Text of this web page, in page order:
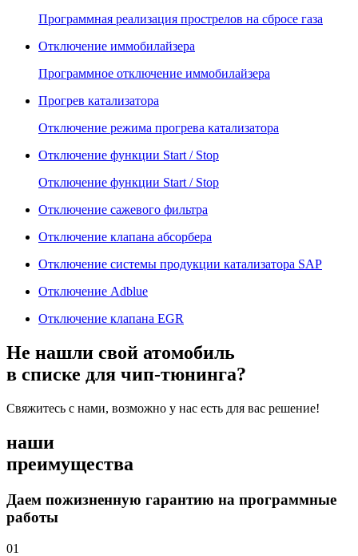
Программная реализация прострелов на сбросе газа
Отключение иммобилайзера
Программное отключение иммобилайзера
Прогрев катализатора
Отключение режима прогрева катализатора
Отключение функции Start / Stop
Отключение функции Start / Stop
Отключение сажевого фильтра
Отключение клапана абсорбера
Отключение системы продукции катализатора SAP
Отключение Adblue
Отключение клапана EGR
Не нашли свой атомобиль
в списке для чип-тюнинга?
Свяжитесь с нами, возможно у нас есть для вас решение!
наши
преимущества
Даем пожизненную гарантию на программные
работы
01